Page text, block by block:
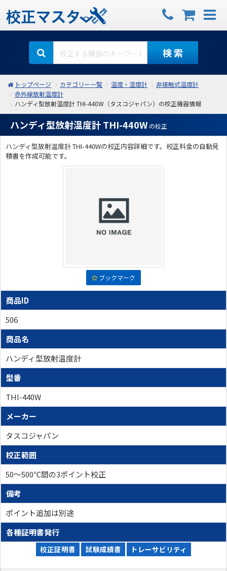
検 索
トップページ カテゴリー一覧 温度・湿度計
非接触式温度計
赤外線放射温度計
ハンディ型放射温度計 THI-440W（タスコジャパン）の校正機器情報
ハンディ型放射温度計 THI-440W の校正
ハンディ型放射温度計 THI-440Wの校正内容詳細です。校正料金の自動見
積書を作成可能です。
ブックマーク
商品ID
506
商品名
ハンディ型放射温度計
型番
THI-440W
メーカー
タスコジャパン
校正範囲
50～500℃間の3ポイント校正
備考
ポイント追加は別途
各種証明書発行
校正証明書 試験成績書 トレーサビリティ